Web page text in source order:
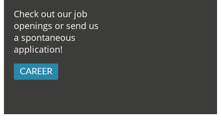
Check out our job
openings or send us
a spontaneous
application!
CAREER